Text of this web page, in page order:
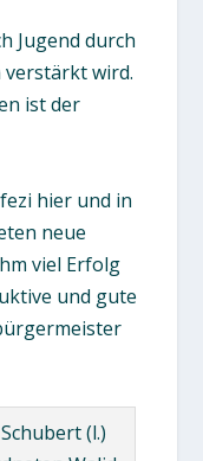
Jugend durch
verstärkt wird.
ist der
hier und in
neue
viel Erfolg
und gute